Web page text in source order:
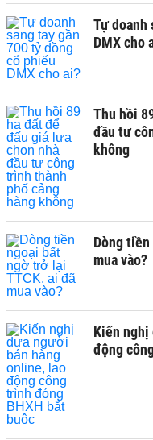
Tự doanh
DMX cho
Thu hồi
đầu tư
không
Dòng
mua vào?
Kiến nghị
động